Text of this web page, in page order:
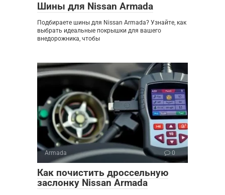
Шины для Nissan Armada
Подбираете шины для Nissan Armada? Узнайте, как
выбрать идеальные покрышки для вашего
внедорожника, чтобы
Armada 0
Как почистить дроссельную
заслонку Nissan Armada